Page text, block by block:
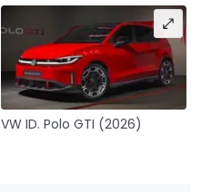
VW ID. Polo GTI (2026)